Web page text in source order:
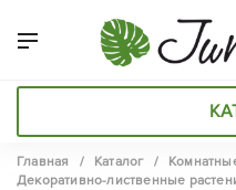
Главная / Каталог /
Декоративно-лиственные